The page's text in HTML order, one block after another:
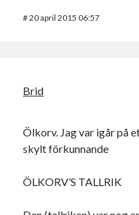
#20 april 2015 06:57
Brid
Ölkorv. Jag var igår på
skylt förkunnande
ÖLKORV’S TALLRIK